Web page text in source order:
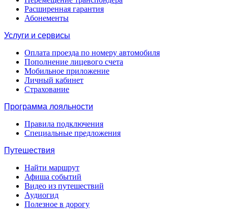
Расширенная гарантия
Абонементы
Услуги и сервисы
Оплата проезда по номеру автомобиля
Пополнение лицевого счета
Мобильное приложение
Личный кабинет
Страхование
Программа лояльности
Правила подключения
Специальные предложения
Путешествия
Найти маршрут
Афиша событий
Видео из путешествий
Аудиогид
Полезное в дорогу